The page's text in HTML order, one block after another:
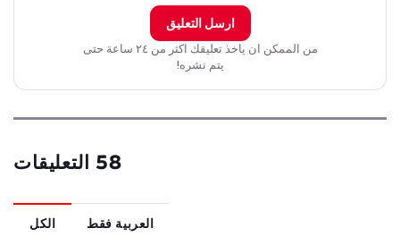
ارسل التعليق
من الممكن ان ياخذ تعليقك اكثر من ٢٤ ساعة حتى
يتم نشره!
58 التعليقات
الكل العربية فقط